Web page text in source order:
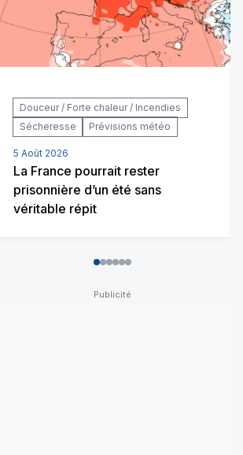
Douceur / Forte chaleur / Incendies
Sécheresse
Prévisions météo
5 Août 2026
La France pourrait rester
prisonnière d’un été sans
véritable répit
012345